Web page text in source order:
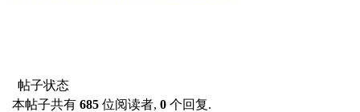
帖子状态
本帖子共有 685 位阅读者, 0 个回复.